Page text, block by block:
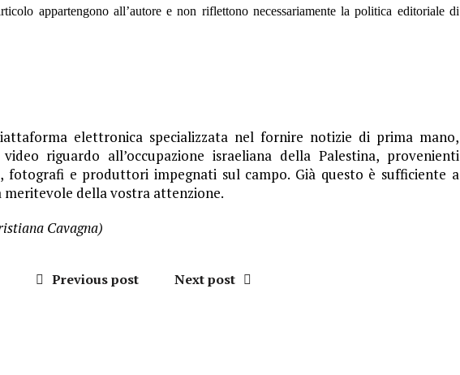
appartengono all’autore e non riflettono necessariamente la politica editoriale di
elettronica specializzata nel fornire notizie di prima mano,
riguardo all’occupazione israeliana della Palestina, provenienti
fotografi e produttori impegnati sul campo. Già questo è sufficiente a
della vostra attenzione.
Cavagna)
Previous post Next post